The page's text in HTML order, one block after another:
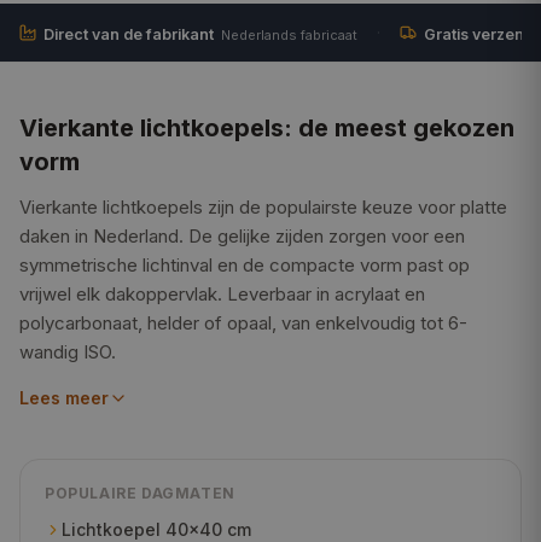
Direct van de fabrikant Nederlands fabricaat Gratis
Vierkante lichtkoepels: de meest gekozen
vorm
Vierkante lichtkoepels zijn de populairste keuze voor platte
daken in Nederland. De gelijke zijden zorgen voor een
symmetrische lichtinval en de compacte vorm past op
vrijwel elk dakoppervlak. Leverbaar in acrylaat en
polycarbonaat, helder of opaal, van enkelvoudig tot 6-
wandig ISO.
Lees meer
POPULAIRE DAGMATEN
Lichtkoepel 40×40 cm